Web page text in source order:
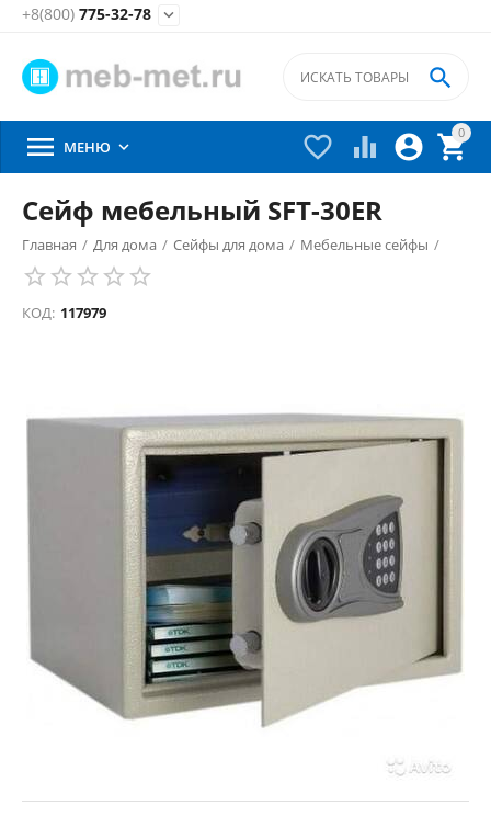
+8(800) 775-32-78 
0


 

 МЕНЮ 
Сейф мебельный SFT-30ER
Главная / Для дома / Сейфы для дома / Мебельные сейфы /
КОД: 117979